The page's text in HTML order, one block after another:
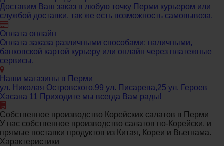
Доставим Ваш заказ в любую точку Перми курьером или
службой доставки, так же есть возможность самовывоза.
Оплата онлайн
Оплата заказа различными способами: наличными,
банковской картой курьеру или онлайн через платежные
сервисы.
Наши магазины в Перми
ул. Николая Островского,99 ул. Писарева,25 ул. Героев
Хасана 11 Приходите мы всегда Вам рады!
Собственное производство Корейских салатов в Перми
У нас собственное производство салатов по-Корейски, и
прямые поставки продуктов из Китая, Кореи и Вьетнама.
Характеристики